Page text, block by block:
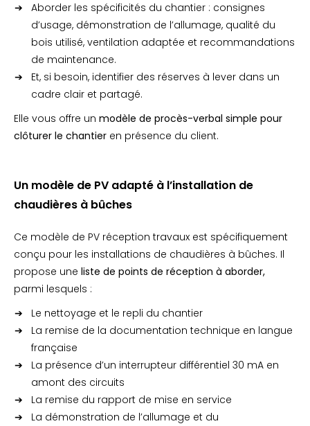
Aborder les spécificités du chantier : consignes
d’usage, démonstration de l’allumage, qualité du
bois utilisé, ventilation adaptée et recommandations
de maintenance.
Et, si besoin, identifier des réserves à lever dans un
cadre clair et partagé.
Elle vous offre un modèle de procès-verbal simple pour
clôturer le chantier en présence du client.
Un modèle de PV adapté à l’installation de
chaudières à bûches
Ce modèle de PV réception travaux est spécifiquement
conçu pour les installations de chaudières à bûches. Il
propose une liste de points de réception à aborder,
parmi lesquels :
Le nettoyage et le repli du chantier
La remise de la documentation technique en langue
française
La présence d’un interrupteur différentiel 30 mA en
amont des circuits
La remise du rapport de mise en service
La démonstration de l’allumage et du